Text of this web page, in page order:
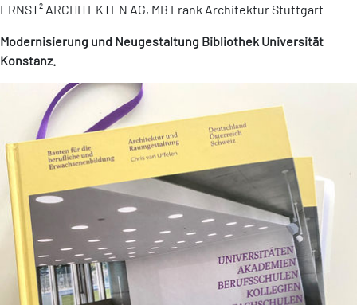
ERNST² ARCHITEKTEN AG, MB Frank Architektur Stuttgart
Modernisierung und Neugestaltung Bibliothek Universität
Konstanz.